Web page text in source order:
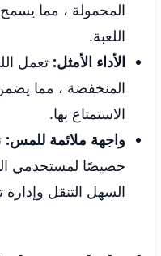
المحمولة ، مما
اللعبة.
الأداء الأمثل: تعمل
المنخفضة ، مما
الاستمتاع بها.
واجهة ملائمة للمس:
خصيصًا لمستخدمي
السهل التنقل